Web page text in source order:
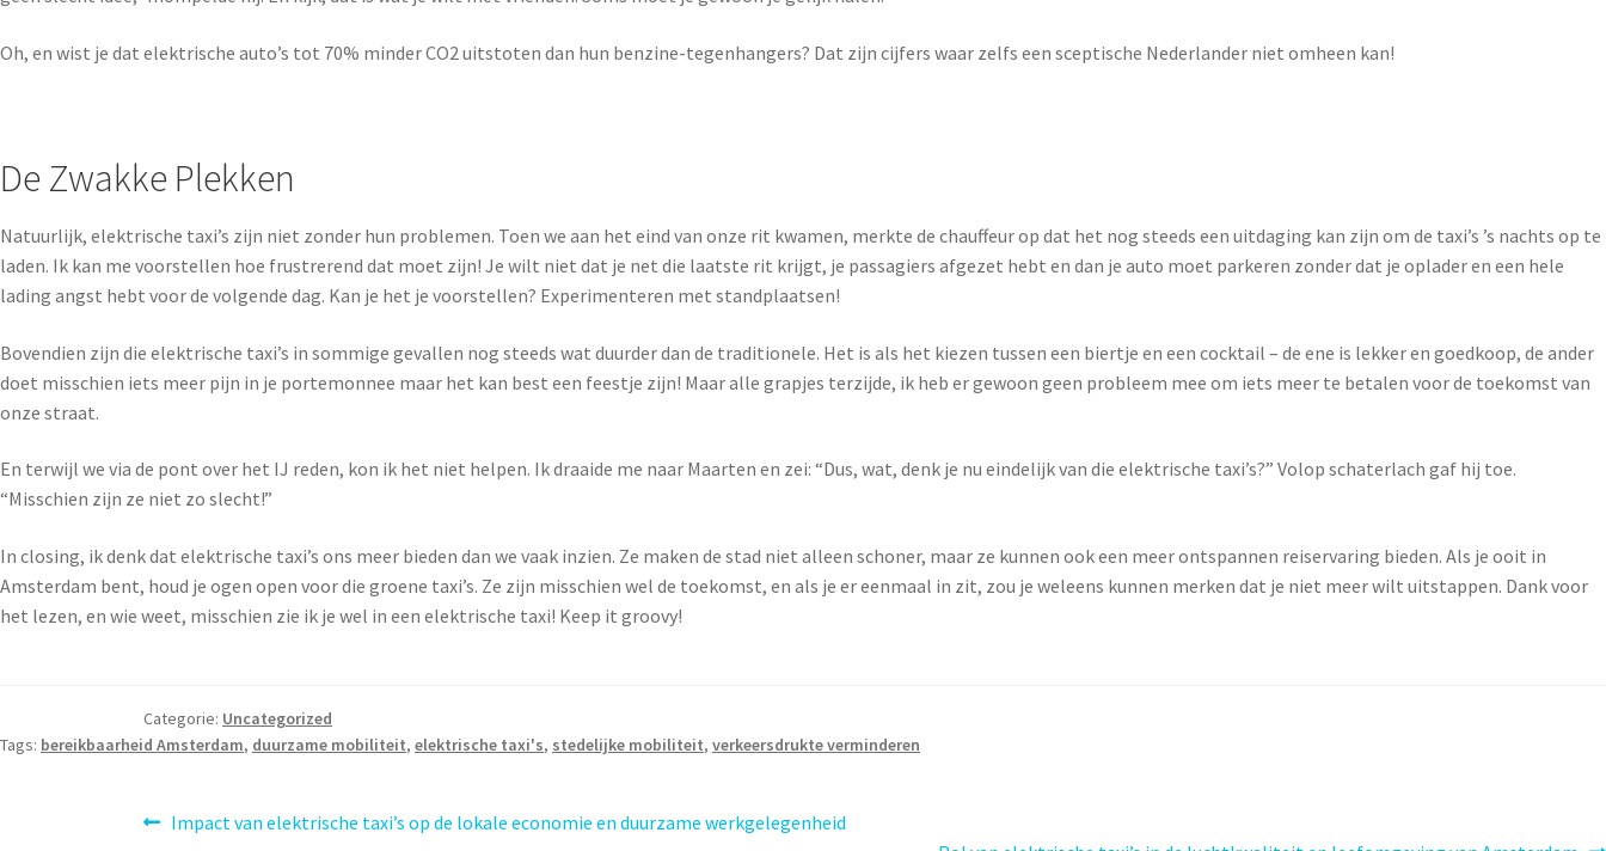
Oh, en wist je dat elektrische auto’s tot 70% minder CO2 uitstoten dan hun benzine-tegenhangers? Dat zijn cijfers waar zelfs een sceptische Nederlander niet omheen kan!
De Zwakke Plekken
Natuurlijk, elektrische taxi’s zijn niet zonder hun problemen. Toen we aan het eind van onze rit kwamen, merkte de chauffeur op dat het nog steeds een uitdaging kan zijn om de taxi’s ’s nachts op te
laden. Ik kan me voorstellen hoe frustrerend dat moet zijn! Je wilt niet dat je net die laatste rit krijgt, je passagiers afgezet hebt en dan je auto moet parkeren zonder dat je oplader en een hele
lading angst hebt voor de volgende dag. Kan je het je voorstellen? Experimenteren met standplaatsen!
Bovendien zijn die elektrische taxi’s in sommige gevallen nog steeds wat duurder dan de traditionele. Het is als het kiezen tussen een biertje en een cocktail – de ene is lekker en goedkoop, de ander
doet misschien iets meer pijn in je portemonnee maar het kan best een feestje zijn! Maar alle grapjes terzijde, ik heb er gewoon geen probleem mee om iets meer te betalen voor de toekomst van
onze straat.
En terwijl we via de pont over het IJ reden, kon ik het niet helpen. Ik draaide me naar Maarten en zei: “Dus, wat, denk je nu eindelijk van die elektrische taxi’s?” Volop schaterlach gaf hij toe.
“Misschien zijn ze niet zo slecht!”
In closing, ik denk dat elektrische taxi’s ons meer bieden dan we vaak inzien. Ze maken de stad niet alleen schoner, maar ze kunnen ook een meer ontspannen reiservaring bieden. Als je ooit in
Amsterdam bent, houd je ogen open voor die groene taxi’s. Ze zijn misschien wel de toekomst, en als je er eenmaal in zit, zou je weleens kunnen merken dat je niet meer wilt uitstappen. Dank voor
het lezen, en wie weet, misschien zie ik je wel in een elektrische taxi! Keep it groovy!
Categorie: Uncategorized
Tags: bereikbaarheid Amsterdam, duurzame mobiliteit, elektrische taxi's, stedelijke mobiliteit, verkeersdrukte verminderen
Impact van elektrische taxi’s op de lokale economie en duurzame werkgelegenheid